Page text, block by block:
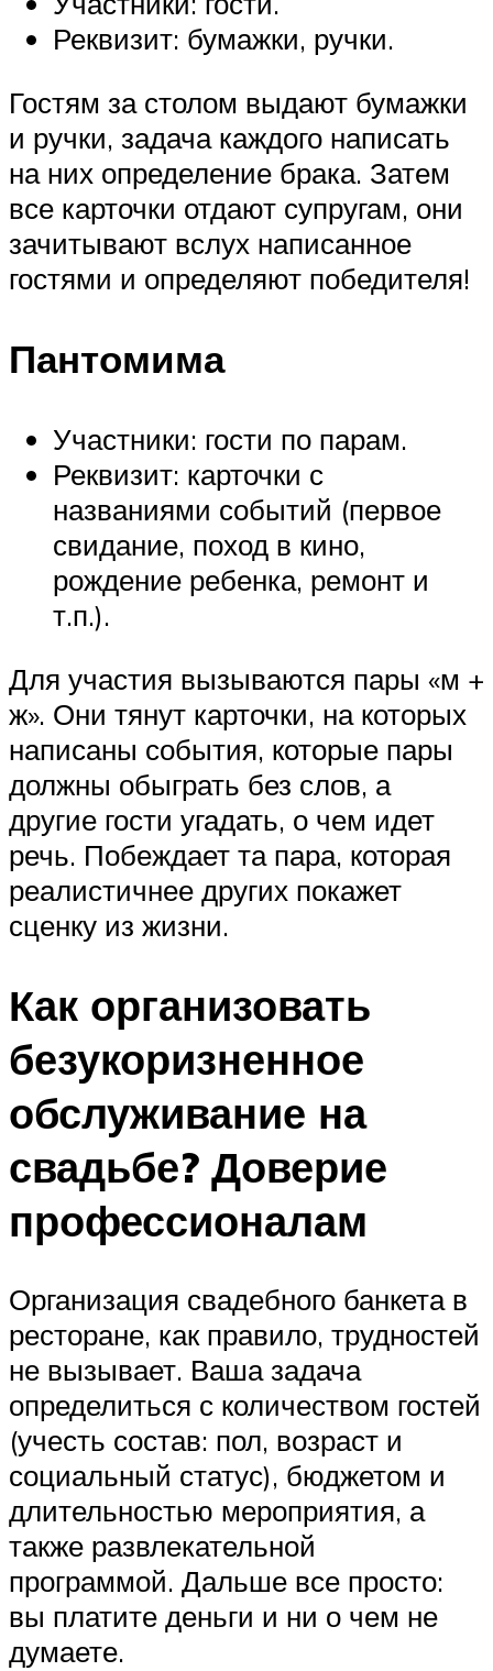
Реквизит: бумажки, ручки.
Гостям за столом выдают бумажки
и ручки, задача каждого написать
на них определение брака. Затем
все карточки отдают супругам, они
зачитывают вслух написанное
гостями и определяют победителя!
Пантомима
Участники: гости по парам.
Реквизит: карточки с
названиями событий (первое
свидание, поход в кино,
рождение ребенка, ремонт и
т.п.).
Для участия вызываются пары «м +
ж». Они тянут карточки, на которых
написаны события, которые пары
должны обыграть без слов, а
другие гости угадать, о чем идет
речь. Побеждает та пара, которая
реалистичнее других покажет
сценку из жизни.
Как организовать
безукоризненное
обслуживание на
свадьбе? Доверие
профессионалам
Организация свадебного банкета в
ресторане, как правило, трудностей
не вызывает. Ваша задача
определиться с количеством гостей
(учесть состав: пол, возраст и
социальный статус), бюджетом и
длительностью мероприятия, а
также развлекательной
программой. Дальше все просто:
вы платите деньги и ни о чем не
думаете.